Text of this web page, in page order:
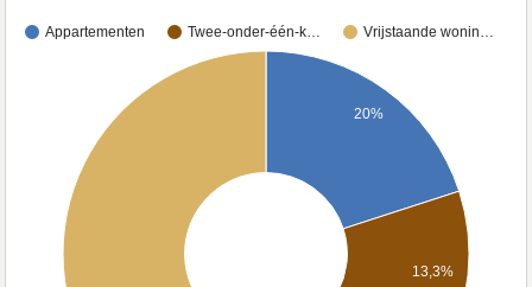
Appartementen Twee-onder-één-k… Vrijstaande wonin…
20%
13,3%